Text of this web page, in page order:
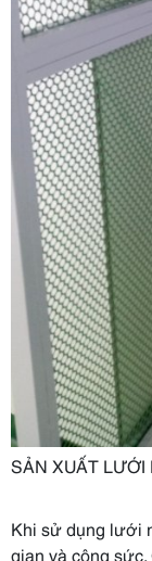
SẢN XUẤT LƯỚI
Khi sử dụng lưới
gian và công